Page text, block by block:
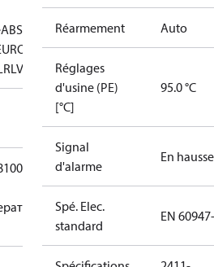
ABS CCCCCSCEDNVEAC KRSLLC
LVD RINARMRS
Réarmement Auto
Réglages
d'usine (PE)
[°C]
95.0 °C
Signal
d'alarme
En hausse
Spé. Elec.
standard
EN